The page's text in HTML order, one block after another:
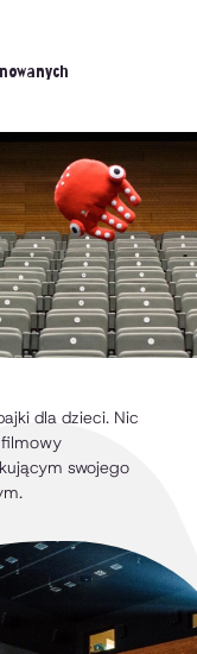
dla dzieci. Nic
swojego